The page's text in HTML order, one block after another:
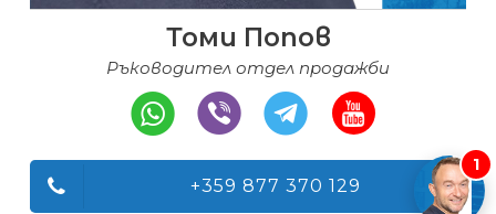
Томи Попов
Ръководител отдел продажби
+359 877 370 129
1